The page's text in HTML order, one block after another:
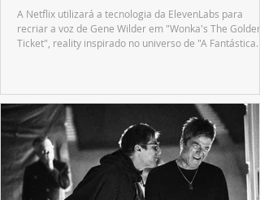
A Netflix utilizará a tecnologia da ElevenLabs para
recriar a voz de Gene Wilder em "Wonka's The Golden
Ticket", reality inspirado no universo de "A Fantástica